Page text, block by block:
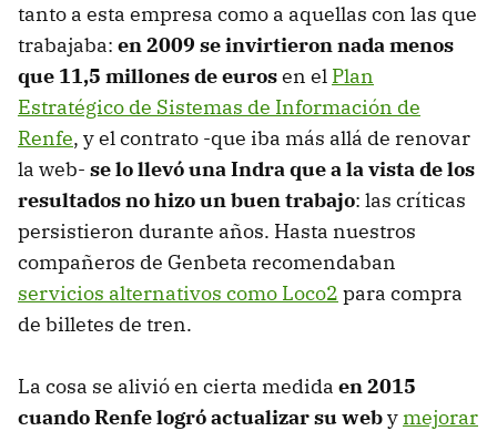
tanto a esta empresa como a aquellas con las que
trabajaba: en 2009 se invirtieron nada menos
que 11,5 millones de eurosen el Plan
Estratégico de Sistemas de Información de
Renfe, y el contrato -que iba más allá de renovar
la web- se lo llevó una Indra que a la vista de los
resultados no hizo un buen trabajo: las críticas
persistieron durante años. Hasta nuestros
compañeros de Genbeta recomendaban
servicios alternativos como Loco2 para compra
de billetes de tren.
La cosa se alivió en cierta medida en 2015
cuando Renfe logró actualizar su webymejorar